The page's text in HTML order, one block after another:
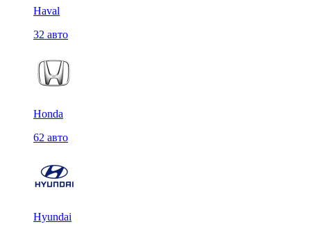
Haval
32 авто
Honda
62 авто
Hyundai